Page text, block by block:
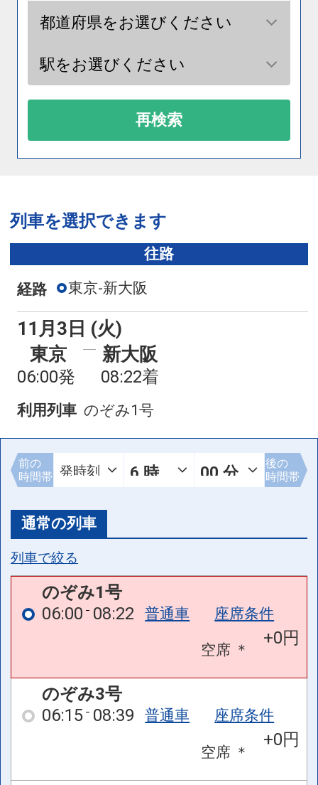
再検索
列車を選択できます
往路
経路 東京-新大阪
11月3日 (火)
東京
06:00発
新大阪
08:22着
利用列車 のぞみ1号
前の
時間帯
後の
時間帯
通常の列車
列車で絞る
のぞみ1号
06:00 08:22 普通車 座席条件
空席 ＊
+0円
のぞみ3号
06:15 08:39 普通車 座席条件
空席 ＊
+0円